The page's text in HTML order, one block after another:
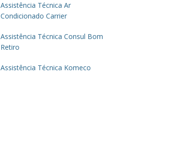
Assistência Técnica Ar
Condicionado Carrier
Assistência Técnica Consul Bom
Retiro
Assistência Técnica Komeco